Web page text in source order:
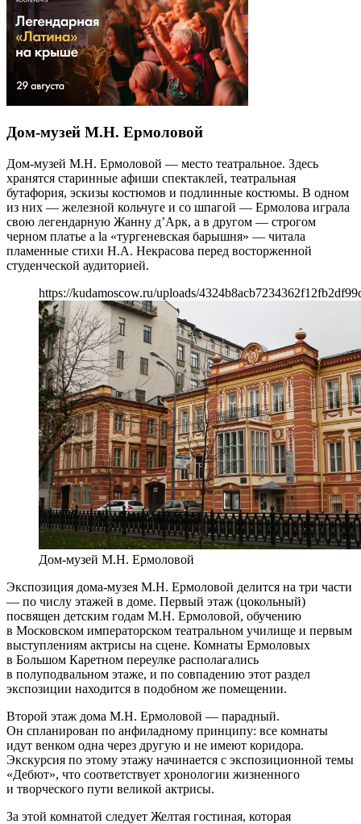
Дом-музей М.Н. Ермоловой
Дом-музей М.Н. Ермоловой — место театральное. Здесь
хранятся старинные афиши спектаклей, театральная
бутафория, эскизы костюмов и подлинные костюмы. В одном
из них — железной кольчуге и со шпагой — Ермолова играла
свою легендарную Жанну д’Арк, а в другом — строгом
черном платье a la «тургеневская барышня» — читала
пламенные стихи Н.А. Некрасова перед восторженной
студенческой аудиторией.
https://kudamoscow.ru/uploads/
Дом-музей М.Н. Ермоловой
Экспозиция дома-музея М.Н. Ермоловой делится на три части
— по числу этажей в доме. Первый этаж (цокольный)
посвящен детским годам М.Н. Ермоловой, обучению
в Московском императорском театральном училище и первым
выступлениям актрисы на сцене. Комнаты Ермоловых
в Большом Каретном переулке располагались
в полуподвальном этаже, и по совпадению этот раздел
экспозиции находится в подобном же помещении.
Второй этаж дома М.Н. Ермоловой — парадный.
Он спланирован по анфиладному принципу: все комнаты
идут венком одна через другую и не имеют коридора.
Экскурсия по этому этажу начинается с экспозиционной темы
«Дебют», что соответствует хронологии жизненного
и творческого пути великой актрисы.
За этой комнатой следует Желтая гостиная, которая